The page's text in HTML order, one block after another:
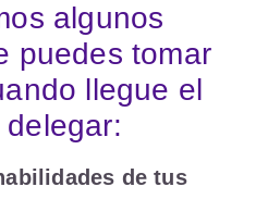
algunos
puedes tomar
llegue el
de tus